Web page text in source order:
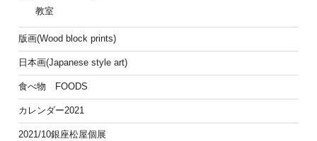
教室
版画(Wood block prints)
日本画(Japanese style art)
食べ物 FOODS
カレンダー2021
2021/10銀座松屋個展